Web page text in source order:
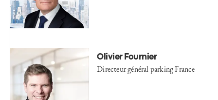
Olivier Fournier
Directeur général parking France